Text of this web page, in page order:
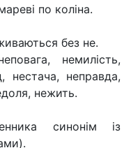
по коліна.
без не.
немилість,
нестача, неправда,
нежить.
синонім із